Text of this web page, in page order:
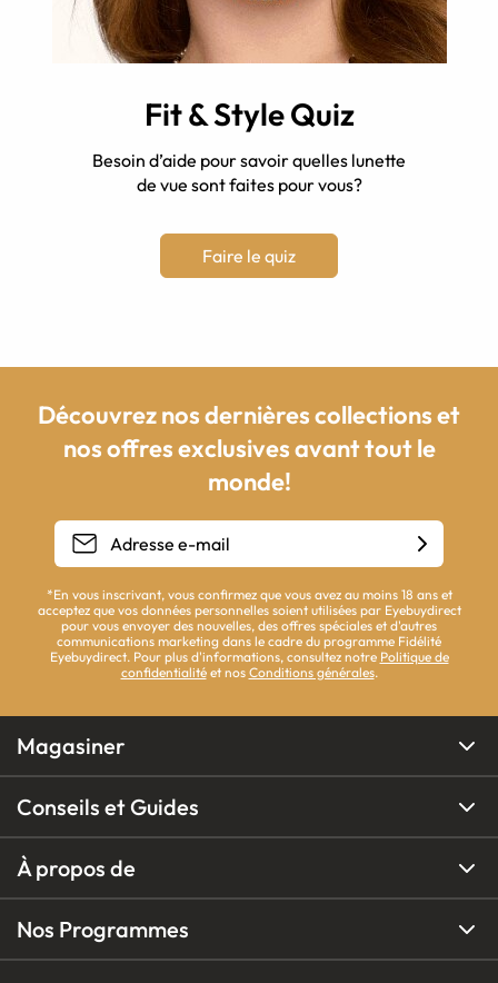
Fit & Style Quiz
Besoin d’aide pour savoir quelles lunette
de vue sont faites pour vous?
Faire le quiz
Découvrez nos dernières collections et
nos offres exclusives avant tout le
monde!
*En vous inscrivant, vous confirmez que vous avez au moins 18 ans et
acceptez que vos données personnelles soient utilisées par Eyebuydirect
pour vous envoyer des nouvelles, des offres spéciales et d'autres
communications marketing dans le cadre du programme Fidélité
Eyebuydirect. Pour plus d'informations, consultez notre Politique de
confidentialitéet nos Conditions générales.
Magasiner
Conseils et Guides
À propos de
Nos Programmes